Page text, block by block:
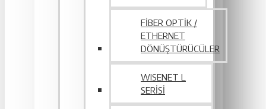
FIBER OPTIK /
ETHERNET
DÖNÜŞTÜRÜCÜLER
WISENET L
SERİSİ